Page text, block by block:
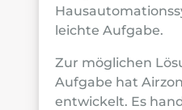
leichte Aufgabe.
Zur möglichen
Aufgabe hat
entwickelt. Es